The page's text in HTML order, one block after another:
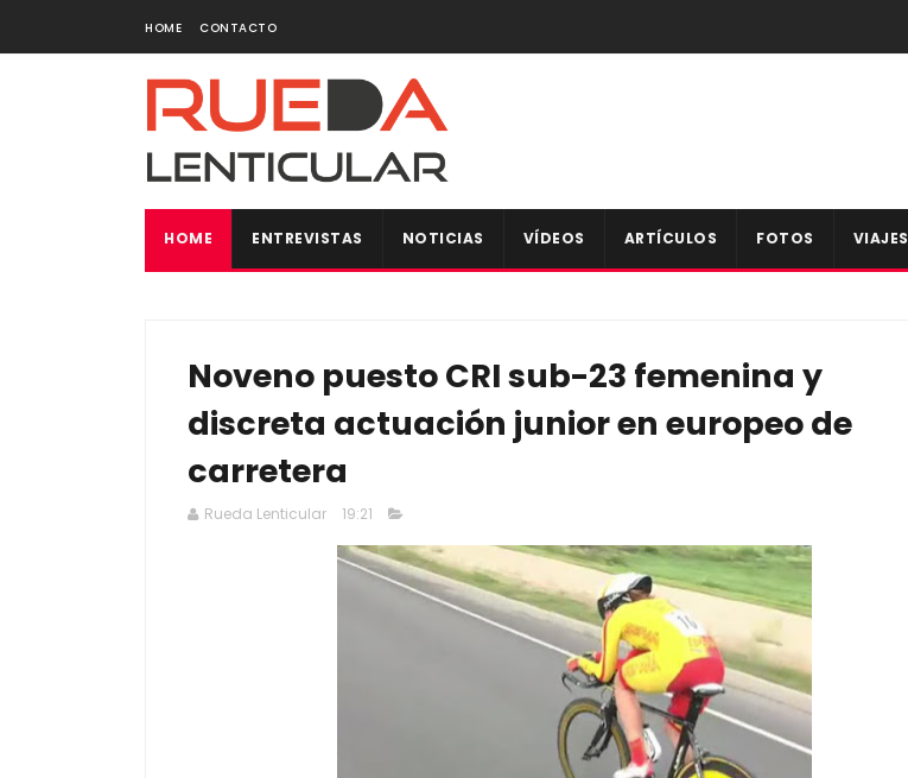
HOME CONTACTO
HOME ENTREVISTAS NOTICIAS VÍDEOS ARTÍCULOS FOTOS VIAJES
Noveno puesto CRI sub-23 femenina y
discreta actuación junior en europeo de
carretera
Rueda Lenticular 19:21